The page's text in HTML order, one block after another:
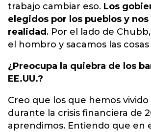
trabajo cambiar eso. Los
elegidos por los pueblos y nos
realidad . Por el lado de
el hombro y sacamos las
¿Preocupa la quiebra de los
EE.UU.?
Creo que los que hemos
durante la crisis financiera de
aprendimos. Entiendo que en